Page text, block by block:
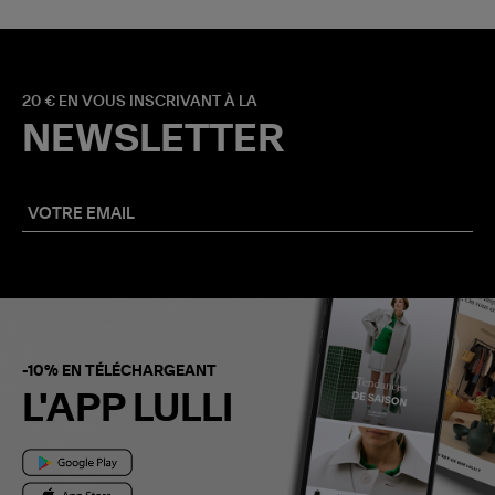
20 € EN VOUS INSCRIVANT À LA
NEWSLETTER
-10% EN TÉLÉCHARGEANT
L'APP LULLI